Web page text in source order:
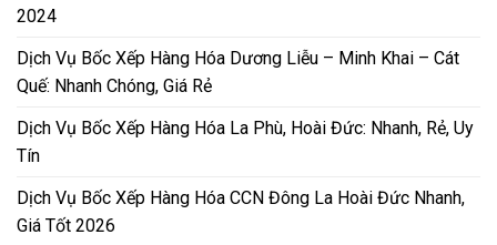
2024
Dịch Vụ Bốc Xếp Hàng Hóa Dương Liễu – Minh Khai – Cát
Quế: Nhanh Chóng, Giá Rẻ
Dịch Vụ Bốc Xếp Hàng Hóa La Phù, Hoài Đức: Nhanh, Rẻ, Uy
Tín
Dịch Vụ Bốc Xếp Hàng Hóa CCN Đông La Hoài Đức Nhanh,
Giá Tốt 2026